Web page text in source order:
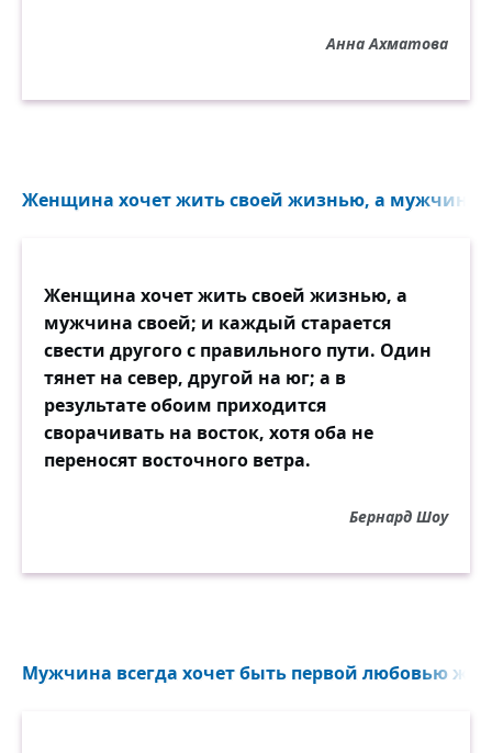
Анна Ахматова
Женщина хочет жить своей жизнью, а мужчина
Женщина хочет жить своей жизнью, а
мужчина своей; и каждый старается
свести другого с правильного пути. Один
тянет на север, другой на юг; а в
результате обоим приходится
сворачивать на восток, хотя оба не
переносят восточного ветра.
Бернард Шоу
Мужчина всегда хочет быть первой любовью